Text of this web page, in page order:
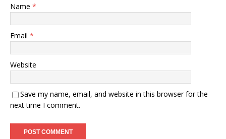
Name *
Email *
Website
Save my name, email, and website in this browser for the
next time I comment.